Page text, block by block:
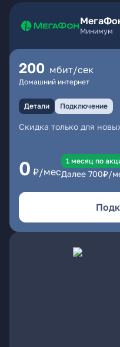
Минимум
200 мбит/сек
Домашний интернет
Детали Подключение
Скидка только для
0 ₽/мес
1 месяц по
Далее 700₽/